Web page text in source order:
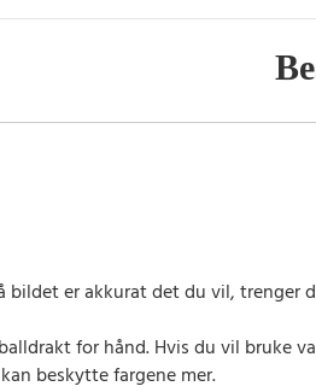
er akkurat det du vil,
for hånd. Hvis du vil bruke
beskytte fargene mer.